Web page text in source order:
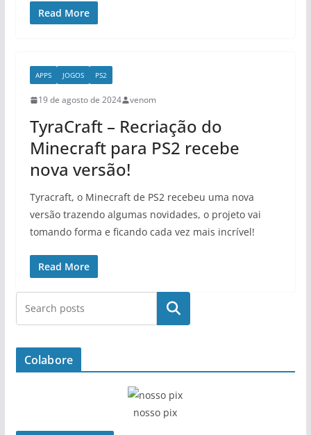
Read More
APPS JOGOS PS2
19 de agosto de 2024 venom
TyraCraft – Recriação do
Minecraft para PS2 recebe
nova versão!
Tyracraft, o Minecraft de PS2 recebeu uma nova
versão trazendo algumas novidades, o projeto vai
tomando forma e ficando cada vez mais incrível!
Read More
Pesquisar
Colabore
nosso pix